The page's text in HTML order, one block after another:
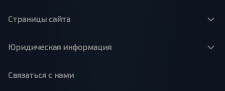
Страницы сайта
Юридическая информация
Связаться с нами